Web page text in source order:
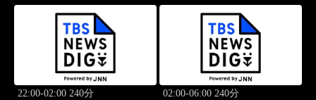
22:00-02:00 240分 02:00-06:00 240分